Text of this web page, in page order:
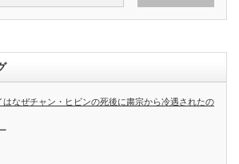
はなぜチャン・ヒビンの死後に粛宗から冷遇されたの